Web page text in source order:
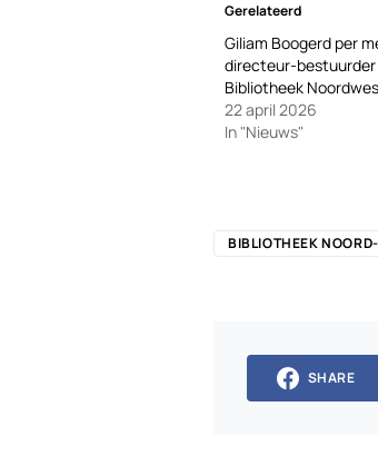
Gerelateerd
Giliam Boogerd per
directeur-bestuurder
Bibliotheek
22 april 2026
In "Nieuws"
BIBLIOTHEEK
SHARE